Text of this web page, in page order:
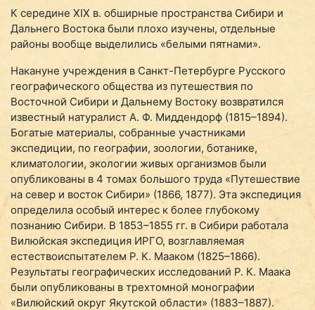
К середине XIX в. обширные пространства Сибири и
Дальнего Востока были плохо изучены, отдельные
районы вообще выделились «белыми пятнами».
Накануне учреждения в Санкт-Петербурге Русского
географического общества из путешествия по
Восточной Сибири и Дальнему Востоку возвратился
известный натуралист А. Ф. Миддендорф (1815–1894).
Богатые материалы, собранные участниками
экспедиции, по географии, зоологии, ботанике,
климатологии, экологии живых организмов были
опубликованы в 4 томах большого труда «Путешествие
на север и восток Сибири» (1866, 1877). Эта экспедиция
определила особый интерес к более глубокому
познанию Сибири. В 1853–1855 гг. в Сибири работала
Вилюйская экспедиция ИРГО, возглавляемая
естествоиспытателем Р. К. Мааком (1825–1866).
Результаты географических исследований Р. К. Маака
были опубликованы в трехтомной монографии
«Вилюйский округ Якутской области» (1883–1887).